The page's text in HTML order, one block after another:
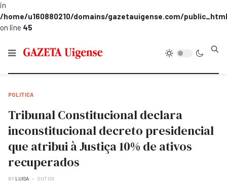
in
/home/u160880210/domains/gazetauigense.com/
on line 45
POLITICA
Tribunal Constitucional declara
inconstitucional decreto presidencial
que atribui à Justiça 10% de ativos
recuperados
BY LUISA OUT 06